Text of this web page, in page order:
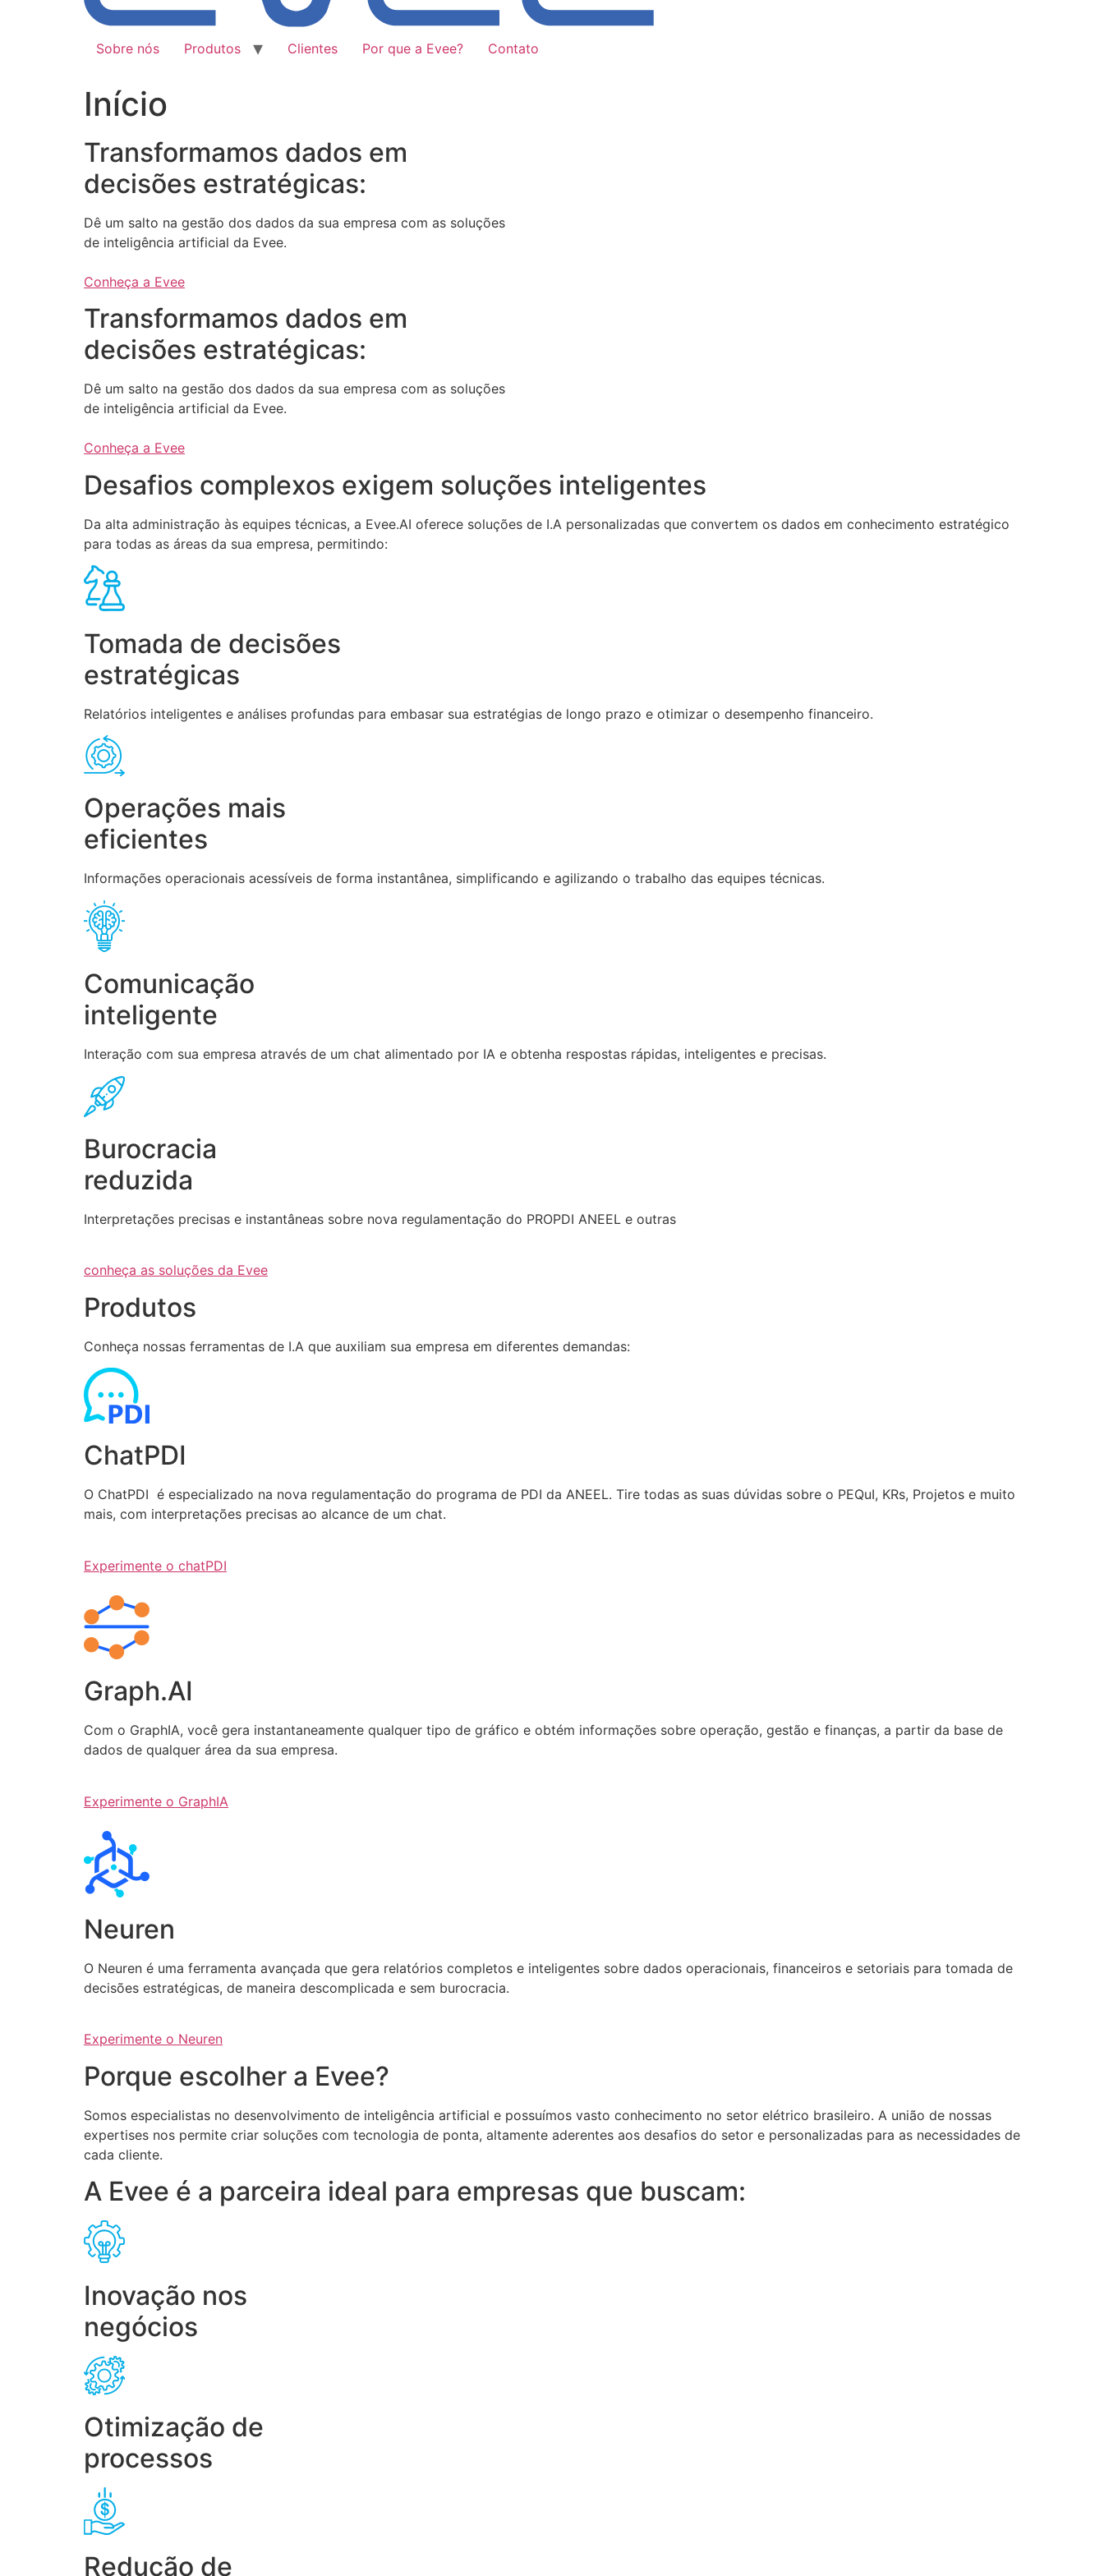
Sobre nós Produtos Clientes Por que a Evee? Contato
Início
Transformamos dados em
decisões estratégicas:
Dê um salto na gestão dos dados da sua empresa com as soluções
de inteligência artificial da Evee.
Conheça a Evee
Transformamos dados em
decisões estratégicas:
Dê um salto na gestão dos dados da sua empresa com as soluções
de inteligência artificial da Evee.
Conheça a Evee
Desafios complexos exigem soluções inteligentes
Da alta administração às equipes técnicas, a Evee.AI oferece soluções de I.A personalizadas que convertem os dados em conhecimento estratégico
para todas as áreas da sua empresa, permitindo:
Tomada de decisões
estratégicas
Relatórios inteligentes e análises profundas para embasar sua estratégias de longo prazo e otimizar o desempenho financeiro.
Operações mais
eficientes
Informações operacionais acessíveis de forma instantânea, simplificando e agilizando o trabalho das equipes técnicas.
Comunicação
inteligente
Interação com sua empresa através de um chat alimentado por IA e obtenha respostas rápidas, inteligentes e precisas.
Burocracia
reduzida
Interpretações precisas e instantâneas sobre nova regulamentação do PROPDI ANEEL e outras
conheça as soluções da Evee
Produtos
Conheça nossas ferramentas de I.A que auxiliam sua empresa em diferentes demandas:
ChatPDI
O ChatPDI é especializado na nova regulamentação do programa de PDI da ANEEL. Tire todas as suas dúvidas sobre o PEQuI, KRs, Projetos e muito
mais, com interpretações precisas ao alcance de um chat.
Experimente o chatPDI
Graph.AI
Com o GraphIA, você gera instantaneamente qualquer tipo de gráfico e obtém informações sobre operação, gestão e finanças, a partir da base de
dados de qualquer área da sua empresa.
Experimente o GraphIA
Neuren
O Neuren é uma ferramenta avançada que gera relatórios completos e inteligentes sobre dados operacionais, financeiros e setoriais para tomada de
decisões estratégicas, de maneira descomplicada e sem burocracia.
Experimente o Neuren
Porque escolher a Evee?
Somos especialistas no desenvolvimento de inteligência artificial e possuímos vasto conhecimento no setor elétrico brasileiro. A união de nossas
expertises nos permite criar soluções com tecnologia de ponta, altamente aderentes aos desafios do setor e personalizadas para as necessidades de
cada cliente.
A Evee é a parceira ideal para empresas que buscam:
Inovação nos
negócios
Otimização de
processos
Redução de